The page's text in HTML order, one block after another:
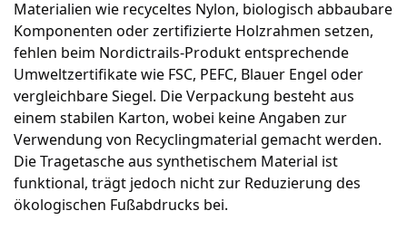
Materialien wie recyceltes Nylon, biologisch abbaubare
Komponenten oder zertifizierte Holzrahmen setzen,
fehlen beim Nordictrails-Produkt entsprechende
Umweltzertifikate wie FSC, PEFC, Blauer Engel oder
vergleichbare Siegel. Die Verpackung besteht aus
einem stabilen Karton, wobei keine Angaben zur
Verwendung von Recyclingmaterial gemacht werden.
Die Tragetasche aus synthetischem Material ist
funktional, trägt jedoch nicht zur Reduzierung des
ökologischen Fußabdrucks bei.